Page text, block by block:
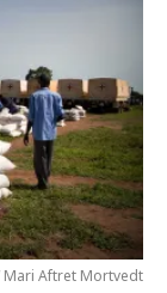
Mari Aftret Mortvedt